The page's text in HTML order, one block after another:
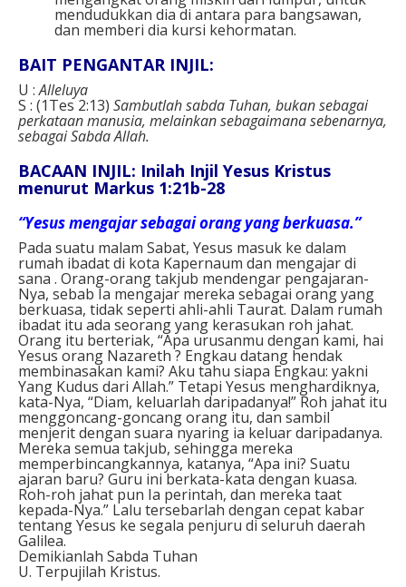
mendudukkan dia di antara para bangsawan,
dan memberi dia kursi kehormatan.
BAIT PENGANTAR INJIL:
U :Alleluya
S : (1Tes 2:13) Sambutlah sabda Tuhan, bukan sebagai
perkataan manusia, melainkan sebagaimana sebenarnya,
sebagai Sabda Allah.
BACAAN INJIL: Inilah Injil Yesus Kristus
menurut Markus 1:21b-28
“Yesus mengajar sebagai orang yang berkuasa.”
Pada suatu malam Sabat, Yesus masuk ke dalam
rumah ibadat di kota Kapernaum dan mengajar di
sana . Orang-orang takjub mendengar pengajaran-
Nya, sebab Ia mengajar mereka sebagai orang yang
berkuasa, tidak seperti ahli-ahli Taurat. Dalam rumah
ibadat itu ada seorang yang kerasukan roh jahat.
Orang itu berteriak, “Apa urusanmu dengan kami, hai
Yesus orang Nazareth ? Engkau datang hendak
membinasakan kami? Aku tahu siapa Engkau: yakni
Yang Kudus dari Allah.” Tetapi Yesus menghardiknya,
kata-Nya, “Diam, keluarlah daripadanya!” Roh jahat itu
menggoncang-goncang orang itu, dan sambil
menjerit dengan suara nyaring ia keluar daripadanya.
Mereka semua takjub, sehingga mereka
memperbincangkannya, katanya, “Apa ini? Suatu
ajaran baru? Guru ini berkata-kata dengan kuasa.
Roh-roh jahat pun Ia perintah, dan mereka taat
kepada-Nya.” Lalu tersebarlah dengan cepat kabar
tentang Yesus ke segala penjuru di seluruh daerah
Galilea.
Demikianlah Sabda Tuhan
U. Terpujilah Kristus.